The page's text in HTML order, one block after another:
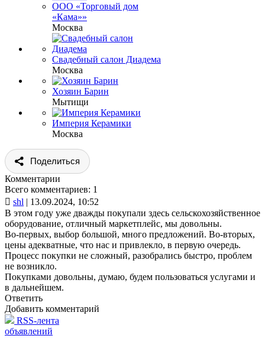
ООО «Торговый дом
«Кама»»
Москва
Свадебный салон Диадема
Москва
Хозяин Барин
Мытищи
Империя Керамики
Москва
Поделиться
Комментарии
Всего комментариев: 1
 shl | 13.09.2024, 10:52
В этом году уже дважды покупали здесь сельскохозяйственное
оборудование, отличный маркетплейс, мы довольны.
Во-первых, выбор большой, много предложений. Во-вторых,
цены адекватные, что нас и привлекло, в первую очередь.
Процесс покупки не сложный, разобрались быстро, проблем
не возникло.
Покупками довольны, думаю, будем пользоваться услугами и
в дальнейшем.
Ответить
Добавить комментарий
RSS-лента
объявлений